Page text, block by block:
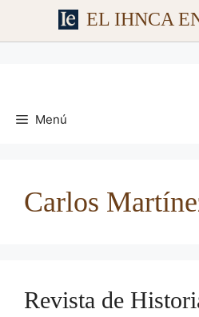
EL IHNCA
contenido
Menú
Carlos
Revista de